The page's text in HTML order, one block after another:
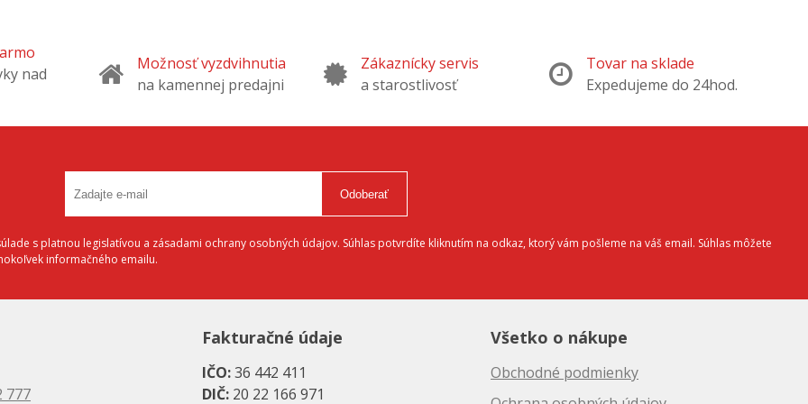
nad
Možnosť vyzdvihnutia
na kamennej predajni
Zákaznícky servis
a starostlivosť
Tovar na sklade
Expedujeme do 24hod.
Odoberať
s platnou legislatívou a zásadami ochrany osobných údajov. Súhlas potvrdíte kliknutím na odkaz, ktorý vám pošleme na váš email. Súhlas môžete
informačného emailu.
777
Fakturačné údaje
IČO:36 442 411
DIČ: 20 22 166 971
Všetko o nákupe
Obchodné podmienky